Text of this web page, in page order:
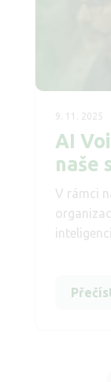
9. 11. 2025
AI
naše
V rámci